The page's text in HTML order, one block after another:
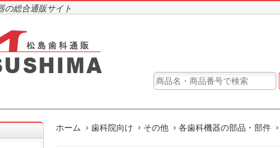
の総合通販サイト
ホーム 歯科院向け その他 各歯科機器の部品・部件